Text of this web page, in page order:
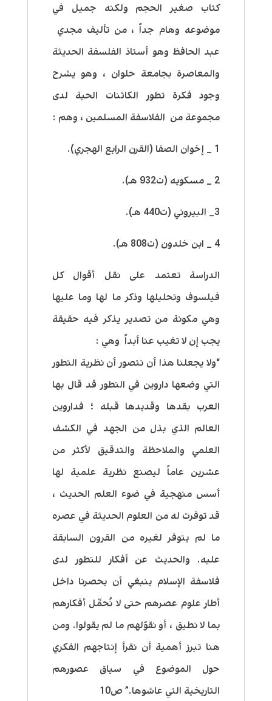
كتاب صغير الحجم ولكنه جميل في
موضوعه وهام جداً ، من تأليف مجدي
عبد الحافظ وهو أستاذ الفلسفة الحديثة
والمعاصرة بجامعة حلوان ، وهو يشرح
وجود فكرة تطور الكائنات الحية لدى
مجموعة من الفلاسفة المسلمين ، وهم :
1 _ إخوان الصفا (القرن الرابع الهجري).
2 _ مسكويه (ت932 هـ).
3_ البيروني (ت440 هـ).
4 _ ابن خلدون (ت808 هـ).
الدراسة تعتمد على نقل أقوال كل
فيلسوف وتحليلها وذكر ما لها وما عليها
وهي مكونة من تصدير يذكر فيه حقيقة
يجب إن لا تغيب عنا أبداً وهي :
“ولا يجعلنا هذا أن نتصور أن نظرية التطور
التي وضعها داروين في التطور قد قال بها
العرب بقدها وقديدها قبله ؛ فداروين
العالم الذي بذل من الجهد في الكشف
العلمي والملاحظة والتدقيق لأكثر من
عشرين عاماً ليصنع نظرية علمية لها
أسس منهجية في ضوء العلم الحديث ،
قد توفرت له من العلوم الحديثة في عصره
ما لم يتوفر لغيره من القرون السابقة
عليه. والحديث عن أفكار للتطور لدى
فلاسفة الإسلام ينبغي أن يحصرنا داخل
أطار علوم عصرهم حتى لا نُحمَّل أفكارهم
بما لا نطيق ، أو نقوّلهم ما لم يقولوا. ومن
هنا تبرز أهمية أن نقرأ إنتاجهم الفكري
حول الموضوع في سياق عصورهم
التاريخية التي عاشوها.” ص10